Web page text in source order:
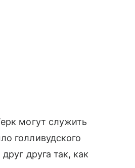
могут служить
голливудского
друга так, как